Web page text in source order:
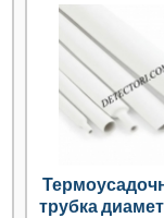
трубка